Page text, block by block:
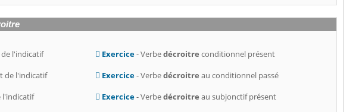
l'indicatif
de l'indicatif
l'indicatif
Exercice- Verbedécroitre conditionnel présent
Exercice- Verbedécroitre au conditionnel passé
Exercice- Verbedécroitre au subjonctif présent